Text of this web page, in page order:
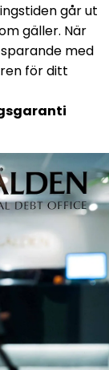
går ut
gäller. När
med
för ditt